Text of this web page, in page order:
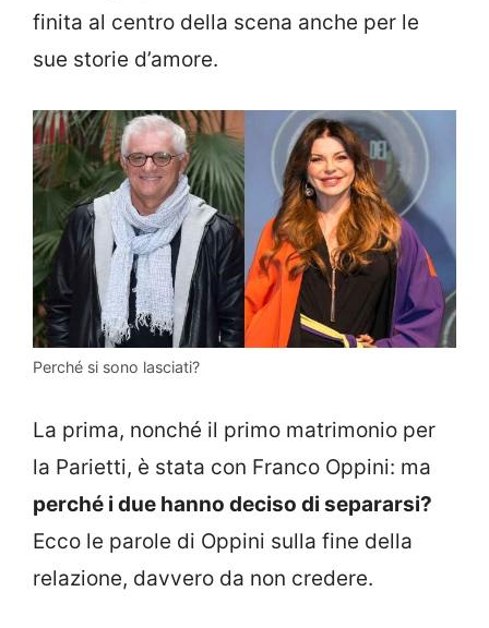
finita al centro della scena anche per le
sue storie d’amore.
Perché si sono lasciati?
La prima, nonché il primo matrimonio per
la Parietti, è stata con Franco Oppini: ma
perché i due hanno deciso di separarsi?
Ecco le parole di Oppini sulla fine della
relazione, davvero da non credere.